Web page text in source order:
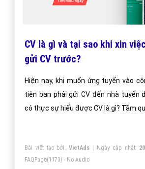
CV là gì và tại sao khi xin
gửi CV trước?
Hiện nay, khi muốn ứng tuyển vào
tiên bạn phải gửi CV đến nhà tuyển
có thực sự hiểu được CV là gì? Tầm
có của một CV tốt cũng như một
chỉnh qua bài viết dưới đây nhé!
Bài viết tạo bởi:VietAds | Ngày cập nhật:
FAQPage(1173) - No Audio